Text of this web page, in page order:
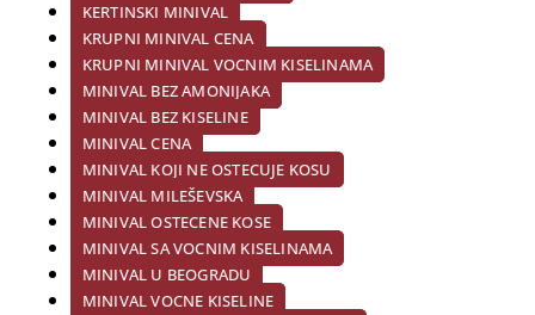
KERTINSKI MINIVAL
KRUPNI MINIVAL CENA
KRUPNI MINIVAL VOCNIM KISELINAMA
MINIVAL BEZ AMONIJAKA
MINIVAL BEZ KISELINE
MINIVAL CENA
MINIVAL KOJI NE OSTECUJE KOSU
MINIVAL MILEŠEVSKA
MINIVAL OSTECENE KOSE
MINIVAL SA VOCNIM KISELINAMA
MINIVAL U BEOGRADU
MINIVAL VOCNE KISELINE